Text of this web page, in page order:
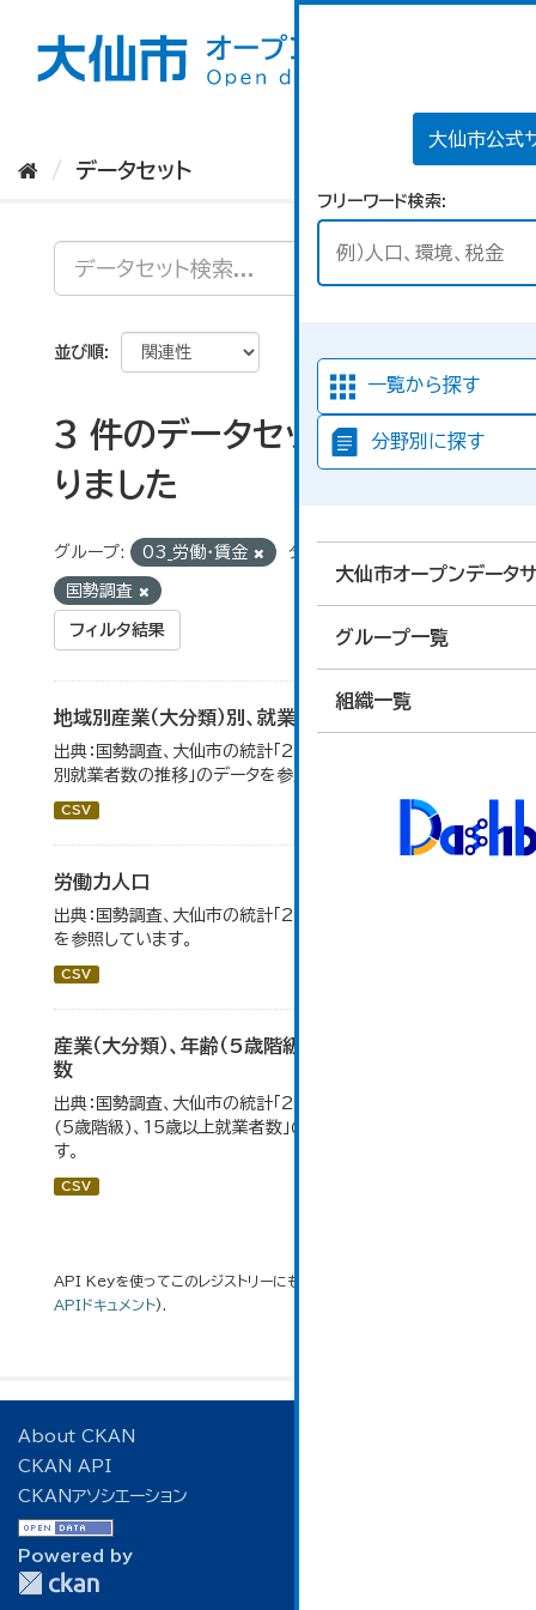
大仙市公式
フリーワード検索
一覧から探す
分野別に探す
大仙市オープンデータ
グループ一覧
組織一覧
データセット
並び順
3 件のデータセットが見つか
りました
グループ: 03_労働・賃金 タグ:
国勢調査
フィルタ結果
地域別産業（大分類）別、就業者数
出典：国勢調査、大仙市の統計「2-8 地域別産業（大分類）
別就業者数の推移」のデータを参照しています。
CSV
労働力人口
出典：国勢調査、大仙市の統計「2-6 労働力人口」のデータ
を参照しています。
CSV
産業（大分類）、年齢（5歳階級）、15歳以上就業者
数
出典：国勢調査、大仙市の統計「2-7 産業(大分類)、年齢
(5歳階級)、15歳以上就業者数」のデータを参照していま
す。
CSV
API Keyを使ってこのレジストリーにもアクセス可能です
APIドキュメント).
About CKAN
CKAN API
CKANアソシエーション
Powered by